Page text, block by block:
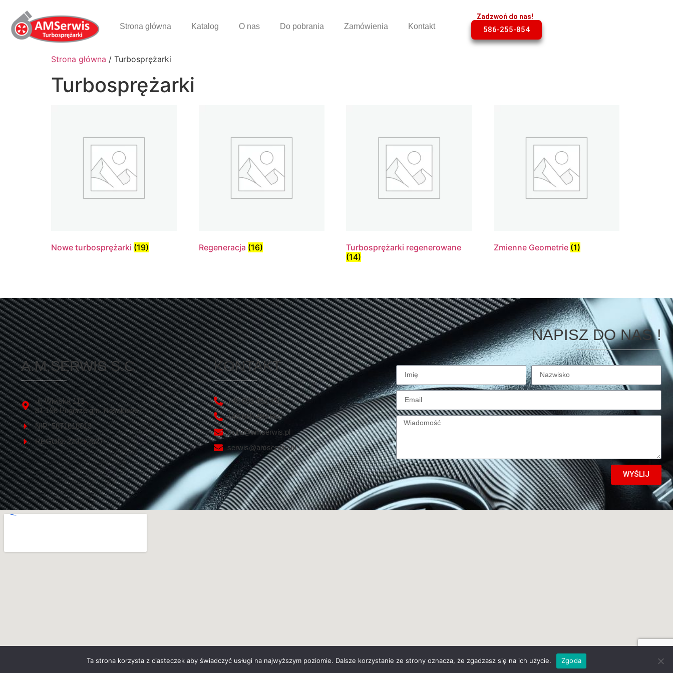
Strona główna Katalog O nas Do pobrania Zamówienia Kontakt
Zadzwoń do nas!
586-255-854
Strona główna / Turbosprężarki
Turbosprężarki
Nowe turbosprężarki (19) Regeneracja (16)
Turbosprężarki regenerowane
(14)
Zmienne Geometrie (1)
A.M.SERWIS S.C
ul. Wiejska 113
81-198 Pogórze gm. Kosakowo
NIP: 5871618013
REGON: 220272627
KONTAKT
+48 693 451 450
+48 665 499 865
biuro@amserwis.pl
serwis@amserwis.pl
NAPISZ DO NAS !
WYŚLIJ
Ta strona korzysta z ciasteczek aby świadczyć usługi na najwyższym poziomie. Dalsze korzystanie ze strony oznacza, że zgadzasz się na ich użycie. Zgoda